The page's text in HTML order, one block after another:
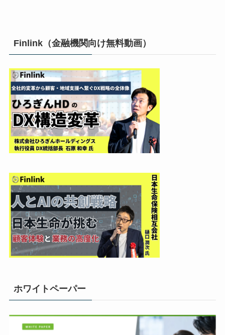
Finlink（金融機関向け無料動画）
ホワイトペーパー